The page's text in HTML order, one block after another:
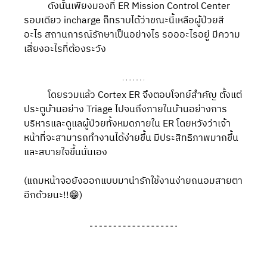
รอบเดียว incharge ก็ทราบได้ว่าขณะนี้เหลือผู้ป่วยสี
อะไร สถานการณ์รักษาเป็นอย่างไร รอออะไรอยู่ มีความ
เสี่ยงอะไรที่ต้องระวัง
	โดยรวมแล้ว Cortex ER จึงตอบโจทย์สำคัญ ตั้งแต่
ประตูบ้านอย่าง Triage ไปจนถึงภายในบ้านอย่างการ
บริหารและดูแลผู้ป่วยทั้งหมดภายใน ER โดยหวังว่าเจ้า
หน้าที่จะสามารถทำงานได้ง่ายขึ้น มีประสิทธิภาพมากขึ้น
และสบายใจขึ้นนั่นเอง
(แถมหน้าจอยังออกแบบมาน่ารักใช้งานง่ายถนอมสายตา
อีกด้วยนะ!!😁)